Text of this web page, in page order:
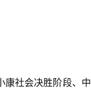
社会决胜阶段、